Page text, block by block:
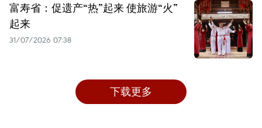
富寿省：促遗产“热”起来 使旅游“火”
起来
31/07/2026 07:38
下载更多